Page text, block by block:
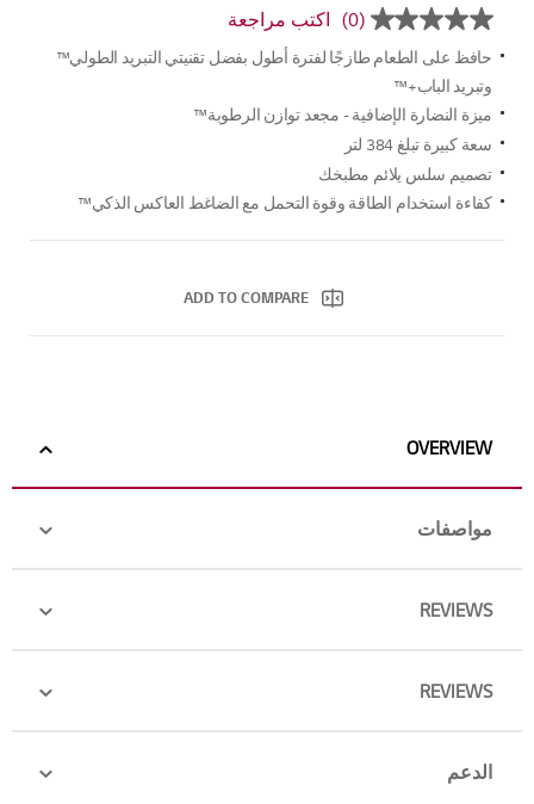
بلا
قيمة
تصنيف
رابط
نفس
الصفحة.
(0) اكتب مراجعة
حافظ على الطعام طازجًا لفترة أطول بفضل تقنيتي التبريد الطولي™
وتبريد الباب+™
ميزة النضارة الإضافية - مجعد توازن الرطوبة™
سعة كبيرة تبلغ 384 لتر
تصميم سلس يلائم مطبخك
كفاءة استخدام الطاقة وقوة التحمل مع الضاغط العاكس الذكي™
ADD TO COMPARE
OVERVIEW
مواصفات
REVIEWS
REVIEWS
الدعم